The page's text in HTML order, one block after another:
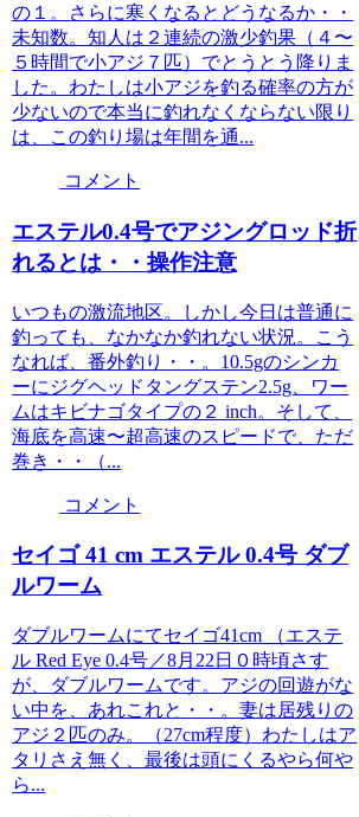
の１。さらに寒くなるとどうなるか・・
未知数。知人は２連続の激少釣果（４〜
５時間で小アジ７匹）でとうとう降りま
した。わたしは小アジを釣る確率の方が
少ないので本当に釣れなくならない限り
は、この釣り場は年間を通...
コメント
エステル0.4号でアジングロッド折
れるとは・・操作注意
いつもの激流地区。しかし今日は普通に
釣っても、なかなか釣れない状況。こう
なれば、番外釣り・・。10.5gのシンカ
ーにジグヘッドタングステン2.5g、ワー
ムはキビナゴタイプの２ inch。そして、
海底を高速〜超高速のスピードで、ただ
巻き・・（...
コメント
セイゴ 41 cm エステル 0.4号 ダブ
ルワーム
ダブルワームにてセイゴ41cm （エステ
ル Red Eye 0.4号／8月22日０時頃さす
が、ダブルワームです。アジの回遊がな
い中を、あれこれと・・。妻は居残りの
アジ２匹のみ。（27cm程度）わたしはア
タリさえ無く、最後は頭にくるやら何や
ら...